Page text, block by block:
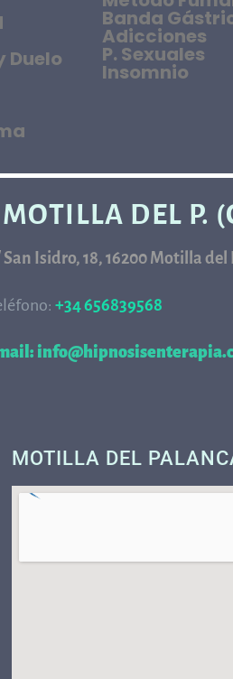
Duelo
Banda
Adicciones
P. Sexuales
Insomnio
MOTILLA DEL P.
San Isidro, 18, 16200 Motilla del
+34 656839568
MOTILLA DEL